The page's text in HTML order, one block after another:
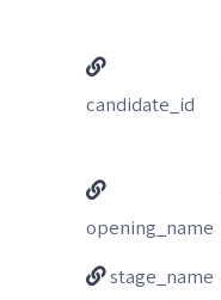
candidate_id
opening_name
stage_name